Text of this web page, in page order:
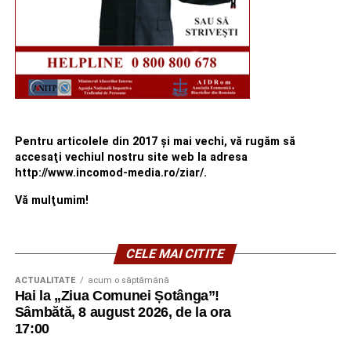
Pentru articolele din 2017 şi mai vechi, vă rugăm să
accesaţi vechiul nostru site web la adresa
http://www.incomod-media.ro/ziar/.
Vă mulţumim!
CELE MAI CITITE
ACTUALITATE acum o săptămână
Hai la „Ziua Comunei Șotânga”!
Sâmbătă, 8 august 2026, de la ora
17:00